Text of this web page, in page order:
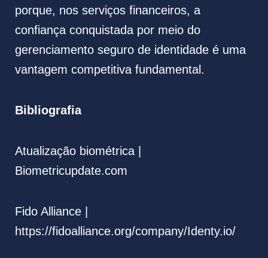
porque, nos serviços financeiros, a
confiança conquistada por meio do
gerenciamento seguro de identidade é uma
vantagem competitiva fundamental.
Bibliografia
Atualização biométrica |
Biometricupdate.com
Fido Alliance |
https://fidoalliance.org/company/Identy.io/